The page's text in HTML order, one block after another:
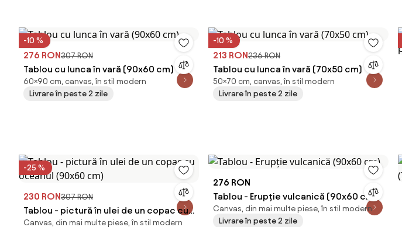
-10 %
276 RON307 RON
Tablou cu lunca în vară (90x60 cm)
60×90 cm, canvas, în stil modern
Livrare în peste 2 zile
-10 %
213 RON236 RON
Tablou cu lunca în vară (70x50 cm)
50×70 cm, canvas, în stil modern
Livrare în peste 2 zile
-25 %
230 RON307 RON
Tablou - pictură în ulei de un copac cu
oceanul (90x60 cm)
Canvas, din mai multe piese, în stil modern
276 RON
Tablou - Erupție vulcanică (90x60 cm)
Canvas, din mai multe piese, în stil modern
Livrare în peste 2 zile